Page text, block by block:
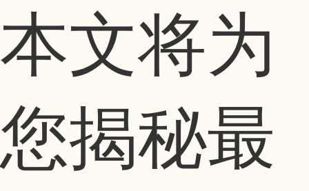
本文将为
您揭秘最